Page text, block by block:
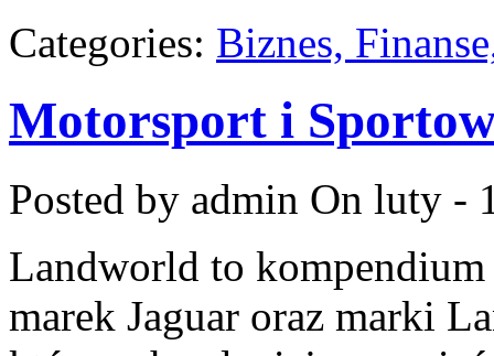
Categories: Biznes,
Motorsport i
Posted by admin On luty -
Landworld to
marek Jaguar oraz marki